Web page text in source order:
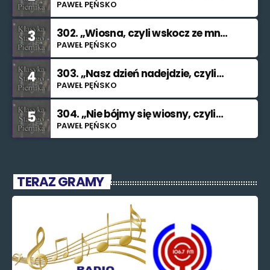
smutku”
PAWEŁ PĘŃSKO
3
302. „Wiosna, czyli wskocz ze mną
do rzeki”
PAWEŁ PĘŃSKO
4
303. „Nasz dzień nadejdzie, czyli
bilet na Księżyc”.”
PAWEŁ PĘŃSKO
5
304. „Nie bójmy się wiosny, czyli
znajdę cię (nieważne kiedy i jak)”.
PAWEŁ PĘŃSKO
TERAZ GRAMY